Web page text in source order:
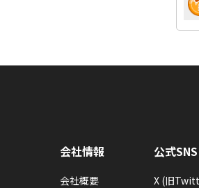
会社情報
会社概要
公式SNS
X (旧